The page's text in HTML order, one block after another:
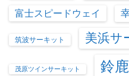
富士スピードウェイ
筑波サーキット 美浜サ
茂原ツインサーキット 鈴